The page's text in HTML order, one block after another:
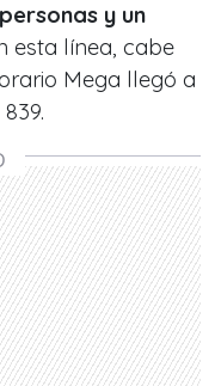
y un
esta línea, cabe
Mega llegó a